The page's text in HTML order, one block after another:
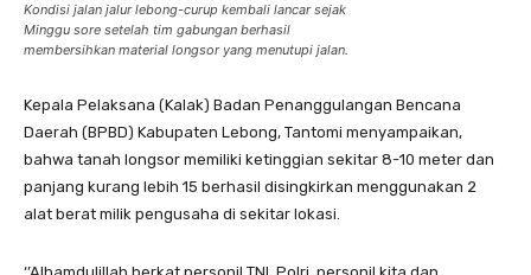
Kondisi jalan jalur lebong-curup kembali lancar sejak
Minggu sore setelah tim gabungan berhasil
membersihkan material longsor yang menutupi jalan.
Kepala Pelaksana (Kalak) Badan Penanggulangan Bencana
Daerah (BPBD) Kabupaten Lebong, Tantomi menyampaikan,
bahwa tanah longsor memiliki ketinggian sekitar 8-10 meter dan
panjang kurang lebih 15 berhasil disingkirkan menggunakan 2
alat berat milik pengusaha di sekitar lokasi.